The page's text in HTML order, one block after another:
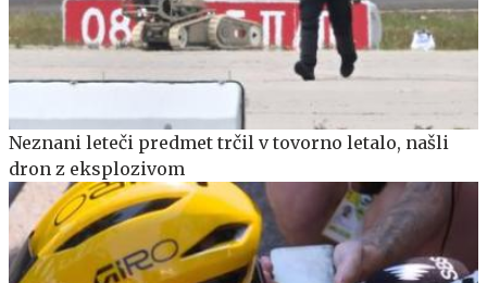
Neznani leteči predmet trčil v tovorno letalo, našli
dron z eksplozivom